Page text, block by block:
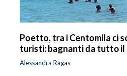
Poetto, tra i Centomila ci
turisti: bagnanti da tutto il
Alessandra Ragas